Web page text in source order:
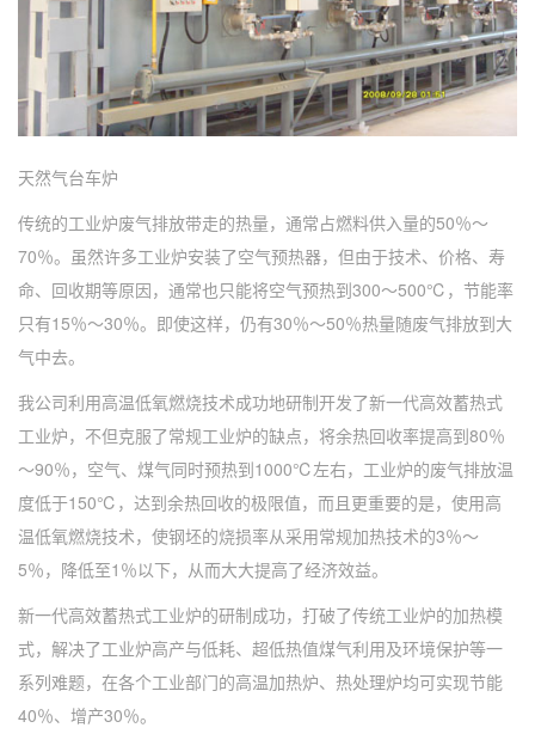
天然气台车炉
传统的工业炉废气排放带走的热量，通常占燃料供入量的50％～
70％。虽然许多工业炉安装了空气预热器，但由于技术、价格、寿
命、回收期等原因，通常也只能将空气预热到300～500℃，节能率
只有15％～30％。即使这样，仍有30％～50％热量随废气排放到大
气中去。
我公司利用高温低氧燃烧技术成功地研制开发了新一代高效蓄热式
工业炉，不但克服了常规工业炉的缺点，将余热回收率提高到80％
～90％，空气、煤气同时预热到1000℃左右，工业炉的废气排放温
度低于150℃，达到余热回收的极限值，而且更重要的是，使用高
温低氧燃烧技术，使钢坯的烧损率从采用常规加热技术的3％～
5％，降低至1％以下，从而大大提高了经济效益。
新一代高效蓄热式工业炉的研制成功，打破了传统工业炉的加热模
式，解决了工业炉高产与低耗、超低热值煤气利用及环境保护等一
系列难题，在各个工业部门的高温加热炉、热处理炉均可实现节能
40％、增产30％。